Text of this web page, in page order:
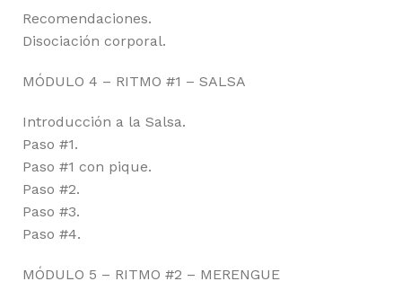
Recomendaciones.
Disociación corporal.
MÓDULO 4 – RITMO #1 – SALSA
Introducción a la Salsa.
Paso #1.
Paso #1 con pique.
Paso #2.
Paso #3.
Paso #4.
MÓDULO 5 – RITMO #2 – MERENGUE